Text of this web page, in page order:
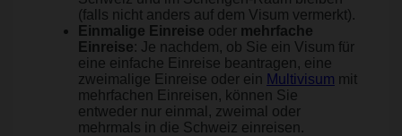
(falls nicht anders auf dem Visum vermerkt).
Einmalige Einreise oder mehrfache
Einreise: Je nachdem, ob Sie ein Visum für
eine einfache Einreise beantragen, eine
zweimalige Einreise oder ein Multivisum mit
mehrfachen Einreisen, können Sie
entweder nur einmal, zweimal oder
mehrmals in die Schweiz einreisen.